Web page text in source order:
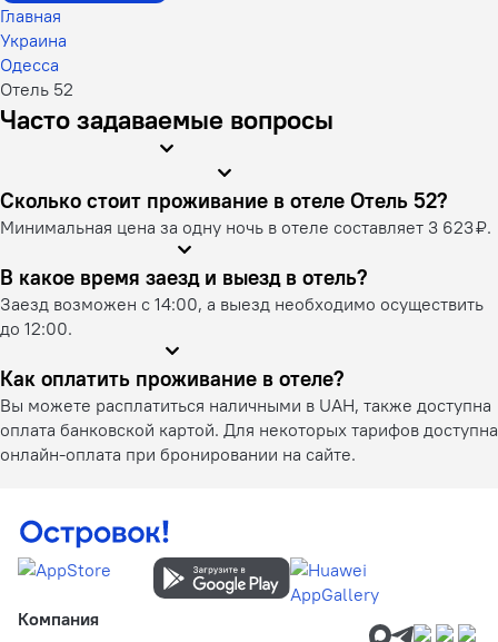
Главная
Украина
Одесса
Отель 52
Часто задаваемые вопросы
Сколько стоит проживание в отеле Отель 52?
Минимальная цена за одну ночь в отеле составляет 3 623 ₽.
В какое время заезд и выезд в отель?
Заезд возможен с 14:00, а выезд необходимо осуществить
до 12:00.
Как оплатить проживание в отеле?
Вы можете расплатиться наличными в UAH, также доступна
оплата банковской картой. Для некоторых тарифов доступна
онлайн-оплата при бронировании на сайте.
Компания